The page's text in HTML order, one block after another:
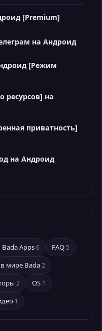
[Premium]
на Андроид
[Режим
ресурсов] на
приватность]
на Андроид
Apps6 FAQ 5
в мире Bada2
2 OS 1
1